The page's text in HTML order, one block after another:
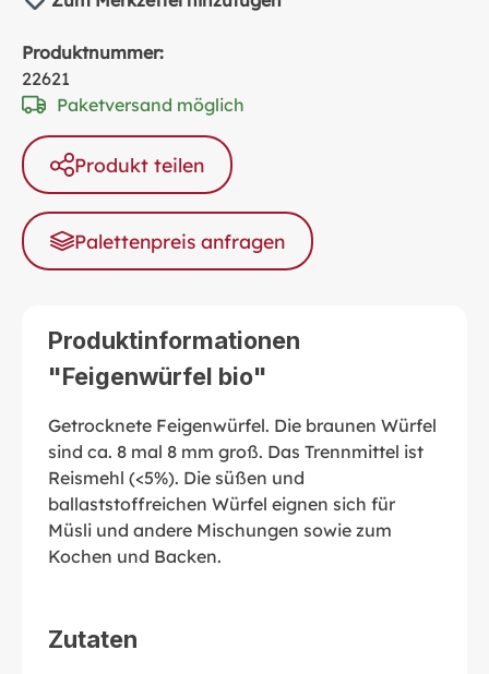
Produktnummer:
22621
Paketversand möglich
Produkt teilen
Palettenpreis anfragen
Produktinformationen
"Feigenwürfel bio"
Getrocknete Feigenwürfel. Die braunen Würfel
sind ca. 8 mal 8 mm groß. Das Trennmittel ist
Reismehl (<5%). Die süßen und
ballaststoffreichen Würfel eignen sich für
Müsli und andere Mischungen sowie zum
Kochen und Backen.
Zutaten